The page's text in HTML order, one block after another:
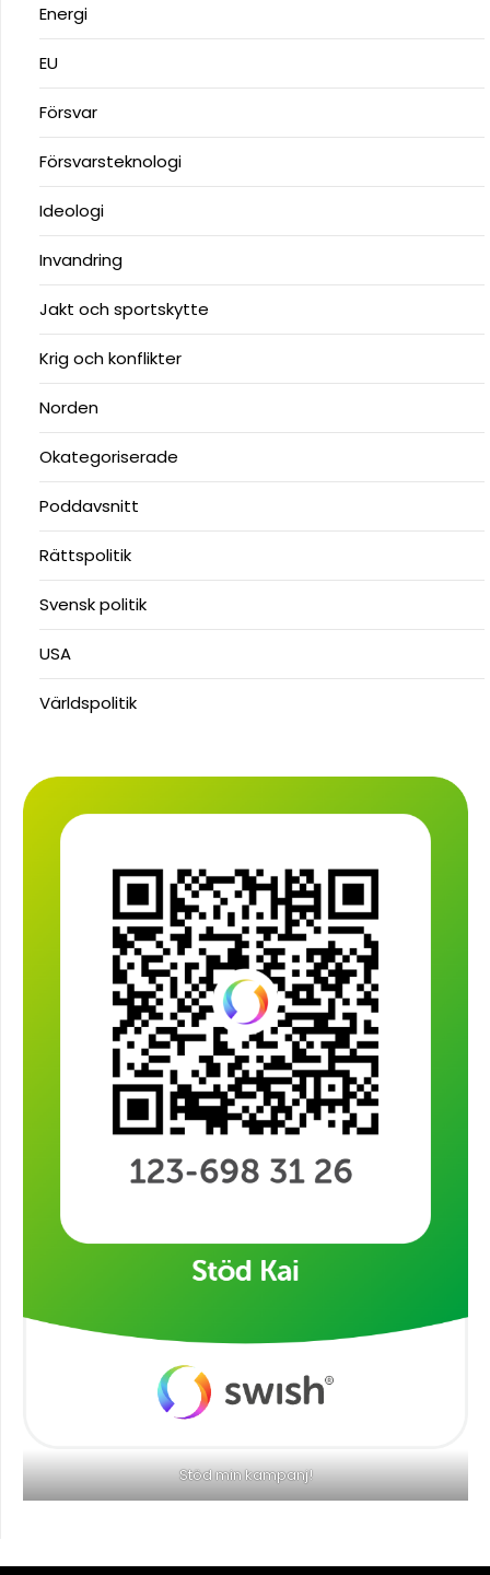
Energi
EU
Försvar
Försvarsteknologi
Ideologi
Invandring
Jakt och sportskytte
Krig och konflikter
Norden
Okategoriserade
Poddavsnitt
Rättspolitik
Svensk politik
USA
Världspolitik
Stöd min kampanj!